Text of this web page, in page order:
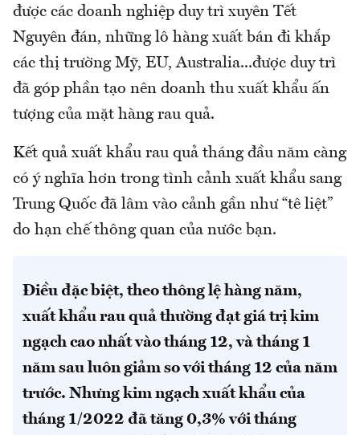
được các doanh nghiệp duy trì xuyên Tết
Nguyên đán, những lô hàng xuất bán đi khắp
các thị trường Mỹ, EU, Australia...được duy trì
đã góp phần tạo nên doanh thu xuất khẩu ấn
tượng của mặt hàng rau quả.
Kết quả xuất khẩu rau quả tháng đầu năm càng
có ý nghĩa hơn trong tình cảnh xuất khẩu sang
Trung Quốc đã lâm vào cảnh gần như “tê liệt”
do hạn chế thông quan của nước bạn.
Điều đặc biệt, theo thông lệ hàng năm,
xuất khẩu rau quả thường đạt giá trị kim
ngạch cao nhất vào tháng 12, và tháng 1
năm sau luôn giảm so với tháng 12 của năm
trước. Nhưng kim ngạch xuất khẩu của
tháng 1/2022 đã tăng 0,3% với tháng